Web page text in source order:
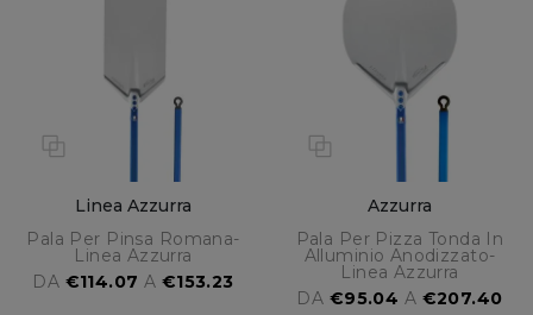
Linea Azzurra
Pala Per Pinsa Romana-
Linea Azzurra
DA €114.07 A €153.23
Azzurra
Pala Per Pizza Tonda In
Alluminio Anodizzato-
Linea Azzurra
DA €95.04 A €207.40